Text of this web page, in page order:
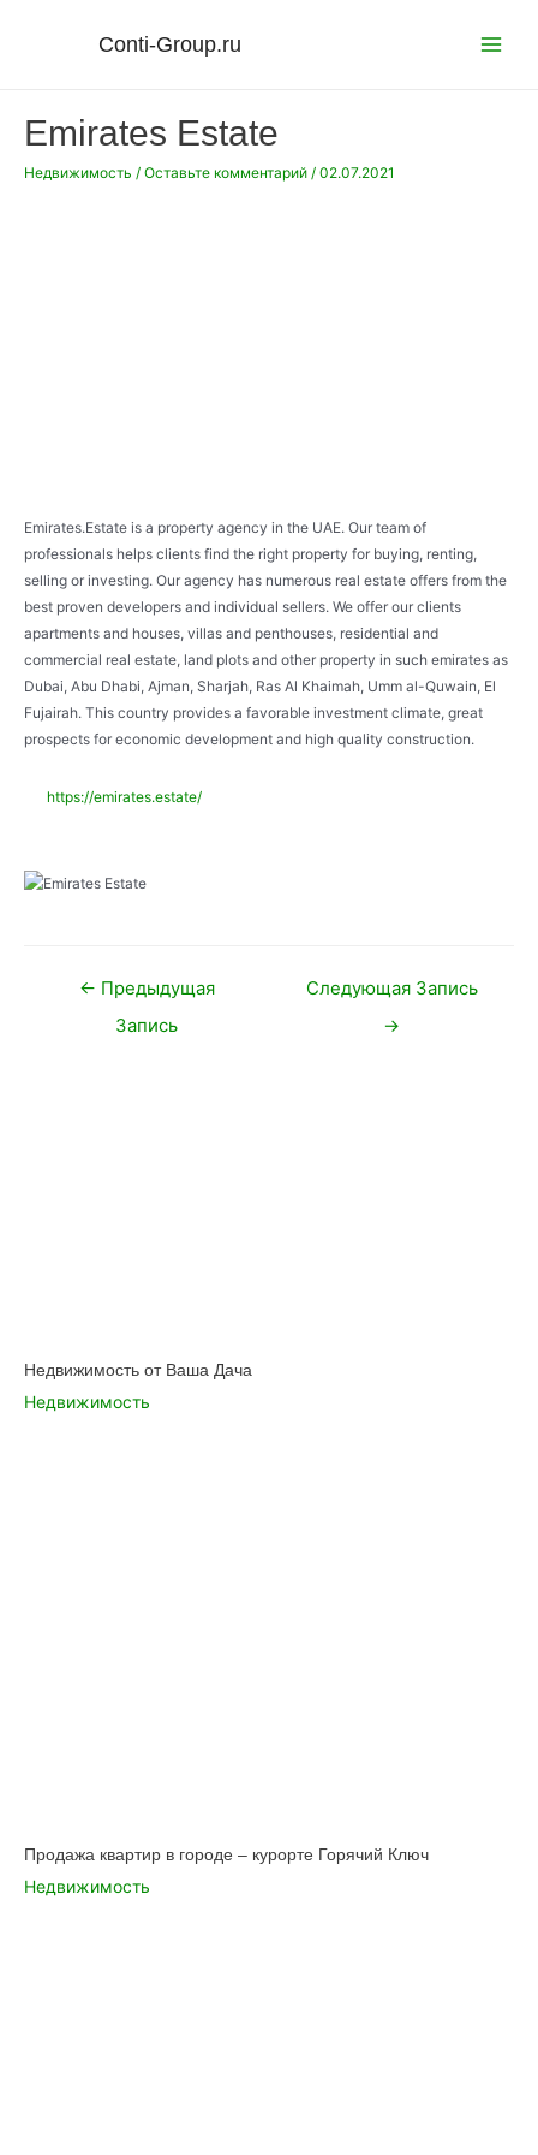
Conti-Group.ru
Emirates Estate
Недвижимость / Оставьте комментарий / 02.07.2021
Emirates.Estate is a property agency in the UAE. Our team of
professionals helps clients find the right property for buying, renting,
selling or investing. Our agency has numerous real estate offers from the
best proven developers and individual sellers. We offer our clients
apartments and houses, villas and penthouses, residential and
commercial real estate, land plots and other property in such emirates as
Dubai, Abu Dhabi, Ajman, Sharjah, Ras Al Khaimah, Umm al-Quwain, El
Fujairah. This country provides a favorable investment climate, great
prospects for economic development and high quality construction.
https://emirates.estate/
Навигация
← Предыдущая
Запись
Следующая Запись
→
Недвижимость от Ваша Дача
Недвижимость
Продажа квартир в городе – курорте Горячий Ключ
Недвижимость